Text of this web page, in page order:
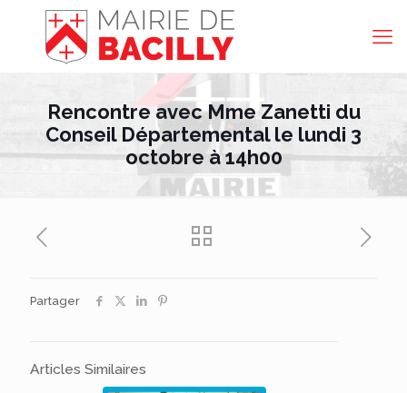
Rencontre avec Mme Zanetti du
Conseil Départemental le lundi 3
octobre à 14h00
Partager
Articles Similaires